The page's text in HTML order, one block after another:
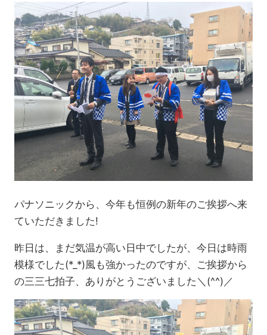
パナソニックから、今年も恒例の新年のご挨拶へ来
ていただきました!
昨日は、まだ気温が高い日中でしたが、今日は時雨
模様でした(*_*)風も強かったのですが、ご挨拶から
の三三七拍子、ありがとうございました＼(^^)／